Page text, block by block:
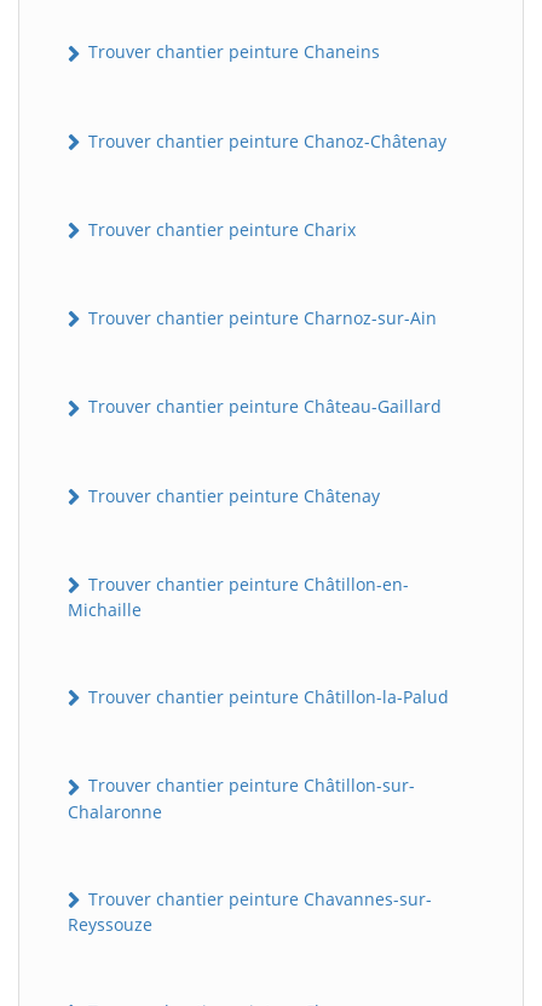
Trouver chantier peinture Chaneins
Trouver chantier peinture Chanoz-Châtenay
Trouver chantier peinture Charix
Trouver chantier peinture Charnoz-sur-Ain
Trouver chantier peinture Château-Gaillard
Trouver chantier peinture Châtenay
Trouver chantier peinture Châtillon-en-
Michaille
Trouver chantier peinture Châtillon-la-Palud
Trouver chantier peinture Châtillon-sur-
Chalaronne
Trouver chantier peinture Chavannes-sur-
Reyssouze